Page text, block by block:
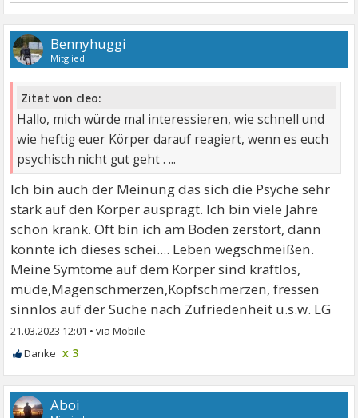
Bennyhuggi
Mitglied
Zitat von cleo:
Hallo, mich würde mal interessieren, wie schnell und
wie heftig euer Körper darauf reagiert, wenn es euch
psychisch nicht gut geht . ...
Ich bin auch der Meinung das sich die Psyche sehr
stark auf den Körper ausprägt. Ich bin viele Jahre
schon krank. Oft bin ich am Boden zerstört, dann
könnte ich dieses schei.... Leben wegschmeißen.
Meine Symtome auf dem Körper sind kraftlos,
müde,Magenschmerzen,Kopfschmerzen, fressen
sinnlos auf der Suche nach Zufriedenheit u.s.w. LG
21.03.2023 12:01 •
x 3
Aboi